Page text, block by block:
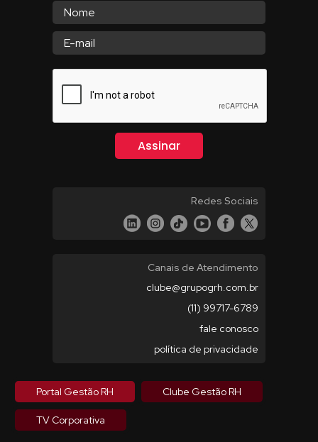
Redes Sociais
Canais de Atendimento
clube@grupogrh.com.br
(11) 99717-6789
fale conosco
política de privacidade
Portal Gestão RH Clube Gestão RH
TV Corporativa